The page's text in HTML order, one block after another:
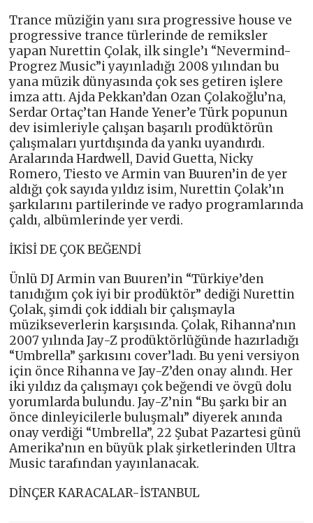
Trance müziğin yanı sıra progressive house ve
progressive trance türlerinde de remiksler
yapan Nurettin Çolak, ilk single’ı “Nevermind-
Progrez Music”i yayınladığı 2008 yılından bu
yana müzik dünyasında çok ses getiren işlere
imza attı. Ajda Pekkan’dan Ozan Çolakoğlu’na,
Serdar Ortaç’tan Hande Yener’e Türk popunun
dev isimleriyle çalışan başarılı prodüktörün
çalışmaları yurtdışında da yankı uyandırdı.
Aralarında Hardwell, David Guetta, Nicky
Romero, Tiesto ve Armin van Buuren’in de yer
aldığı çok sayıda yıldız isim, Nurettin Çolak’ın
şarkılarını partilerinde ve radyo programlarında
çaldı, albümlerinde yer verdi.
İKİSİ DE ÇOK BEĞENDİ
Ünlü DJ Armin van Buuren’in “Türkiye’den
tanıdığım çok iyi bir prodüktör” dediği Nurettin
Çolak, şimdi çok iddialı bir çalışmayla
müzikseverlerin karşısında. Çolak, Rihanna’nın
2007 yılında Jay-Z prodüktörlüğünde hazırladığı
“Umbrella” şarkısını cover’ladı. Bu yeni versiyon
için önce Rihanna ve Jay-Z’den onay alındı. Her
iki yıldız da çalışmayı çok beğendi ve övgü dolu
yorumlarda bulundu. Jay-Z’nin “Bu şarkı bir an
önce dinleyicilerle buluşmalı” diyerek anında
onay verdiği “Umbrella”, 22 Şubat Pazartesi günü
Amerika’nın en büyük plak şirketlerinden Ultra
Music tarafından yayınlanacak.
DİNÇER KARACALAR-İSTANBUL